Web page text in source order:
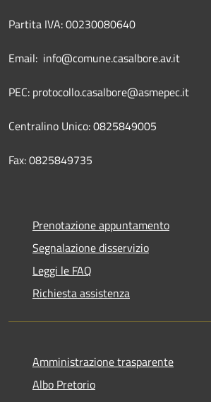
Partita IVA: 00230080640
Email: info@comune.casalbore.av.it
PEC: protocollo.casalbore@asmepec.it
Centralino Unico: 0825849005
Fax: 0825849735
Prenotazione appuntamento
Segnalazione disservizio
Leggi le FAQ
Richiesta assistenza
Amministrazione trasparente
Albo Pretorio